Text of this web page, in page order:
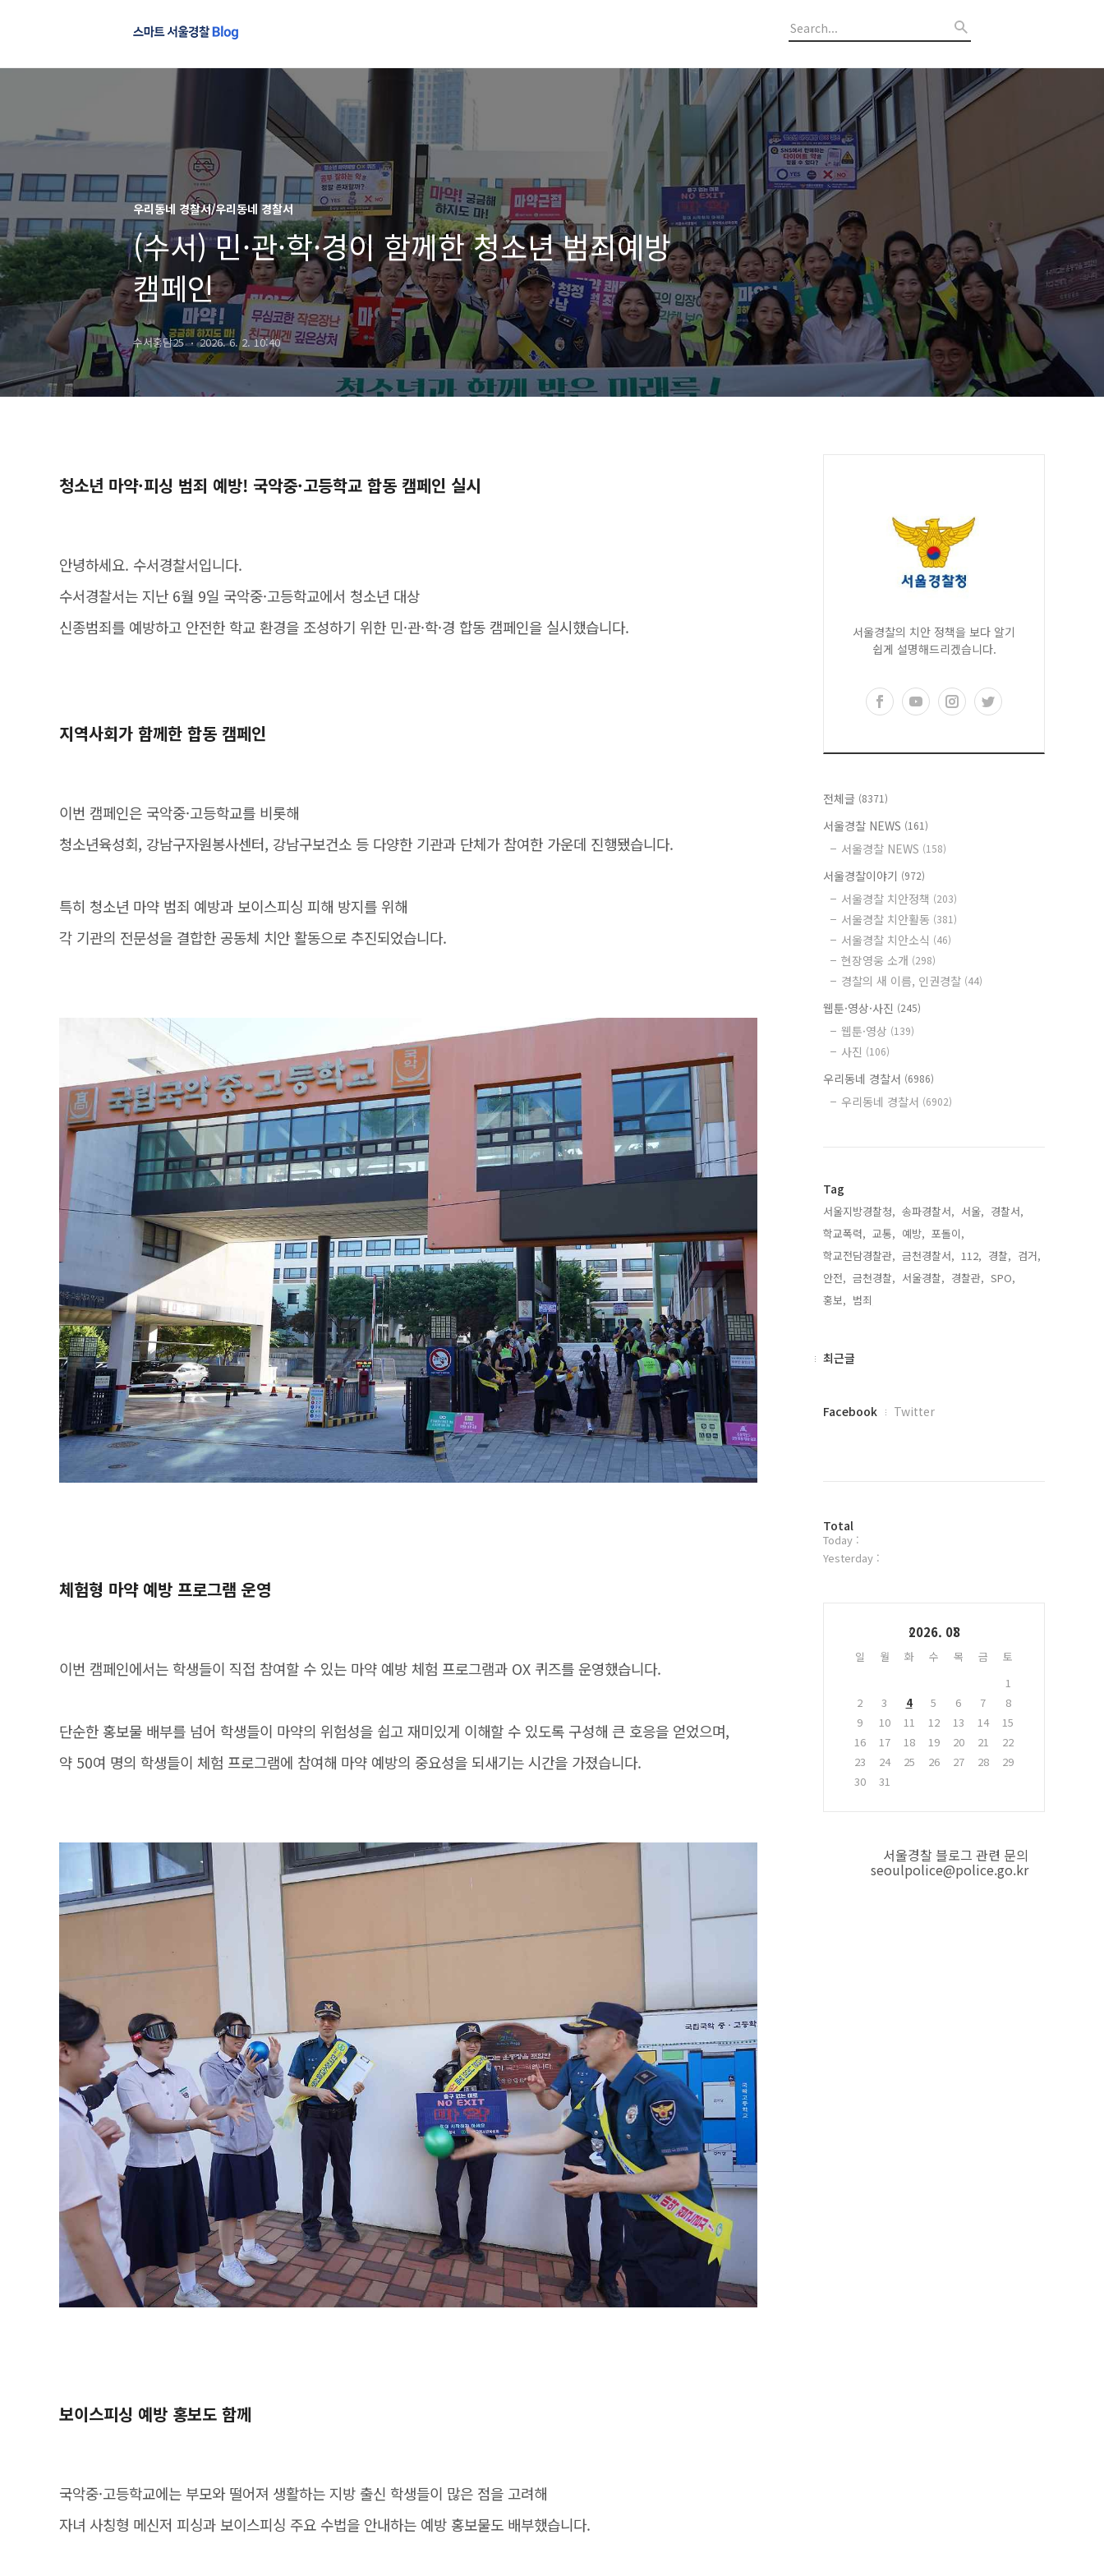
우리동네 경찰서/우리동네 경찰서
(수서) 민·관·학·경이 함께한 청소년 범죄예방
캠페인
수서홍담25 2026. 6. 2. 10:40
청소년 마약·피싱 범죄 예방! 국악중·고등학교 합동 캠페인 실시
안녕하세요. 수서경찰서입니다.
수서경찰서는 지난 6월 9일 국악중·고등학교에서 청소년 대상
신종범죄를 예방하고 안전한 학교 환경을 조성하기 위한 민·관·학·경 합동 캠페인을 실시했습니다.
지역사회가 함께한 합동 캠페인
이번 캠페인은 국악중·고등학교를 비롯해
청소년육성회, 강남구자원봉사센터, 강남구보건소 등 다양한 기관과 단체가 참여한 가운데 진행됐습니다.
특히 청소년 마약 범죄 예방과 보이스피싱 피해 방지를 위해
각 기관의 전문성을 결합한 공동체 치안 활동으로 추진되었습니다.
체험형 마약 예방 프로그램 운영
이번 캠페인에서는 학생들이 직접 참여할 수 있는 마약 예방 체험 프로그램과 OX 퀴즈를 운영했습니다.
단순한 홍보물 배부를 넘어 학생들이 마약의 위험성을 쉽고 재미있게 이해할 수 있도록 구성해 큰 호응을 얻었으며,
약 50여 명의 학생들이 체험 프로그램에 참여해 마약 예방의 중요성을 되새기는 시간을 가졌습니다.
보이스피싱 예방 홍보도 함께
국악중·고등학교에는 부모와 떨어져 생활하는 지방 출신 학생들이 많은 점을 고려해
자녀 사칭형 메신저 피싱과 보이스피싱 주요 수법을 안내하는 예방 홍보물도 배부했습니다.
서울경찰의 치안 정책을 보다 알기
쉽게 설명해드리겠습니다.
전체글 (8371)
서울경찰 NEWS (161)
서울경찰 NEWS (158)
서울경찰이야기 (972)
서울경찰 치안정책 (203)
서울경찰 치안활동 (381)
서울경찰 치안소식 (46)
현장영웅 소개 (298)
경찰의 새 이름, 인권경찰 (44)
웹툰·영상·사진 (245)
웹툰·영상 (139)
사진 (106)
우리동네 경찰서 (6986)
우리동네 경찰서 (6902)
Tag
서울지방경찰청, 송파경찰서, 서울, 경찰서,
학교폭력, 교통, 예방, 포돌이,
학교전담경찰관, 금천경찰서, 112, 경찰, 검거,
안전, 금천경찰, 서울경찰, 경찰관, SPO,
홍보, 범죄,
최
최근글
페
플
러
그
Facebook Twitter
방
문
자
Total
Today :
Yesterday :
2026. 08
일 월 화 수 목 금
토
1
2
3 4 5 6 7
8
9
10 11 12 13 14
15
16
17 18 19 20 21
22
23
24 25 26 27 28
29
30
31
서울경찰 블로그 관련 문의
seoulpolice@police.go.kr